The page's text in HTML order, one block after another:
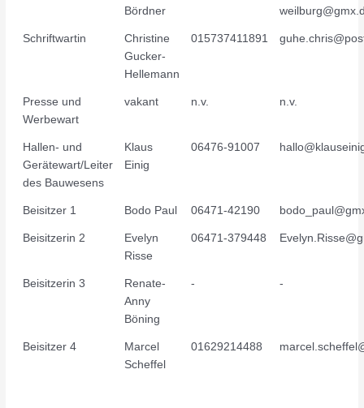
Bördner
Schriftwartin
Christine
Gucker-
Hellemann
015737411891
Presse und
Werbewart
vakant n.v. n.v.
Hallen- und
Gerätewart/Leiter
des Bauwesens
Klaus
Einig
06476-91007
Beisitzer 1 Bodo Paul 06471-42190
Beisitzerin 2
Evelyn
Risse
06471-379448
Beisitzerin 3
Renate-
Anny
Böning
- -
Beisitzer 4
Marcel
Scheffel
01629214488